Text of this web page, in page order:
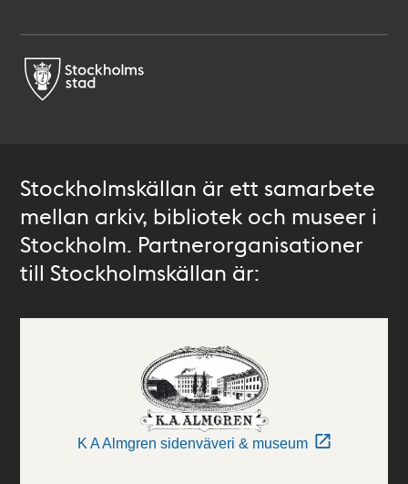
Stockholmskällan är ett samarbete
mellan arkiv, bibliotek och museer i
Stockholm. Partnerorganisationer
till Stockholmskällan är:
K A Almgren sidenväveri & museum